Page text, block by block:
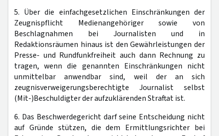
5. Über die einfachgesetzlichen Einschränkungen der
Zeugnispflicht Medienangehöriger sowie von
Beschlagnahmen bei Journalisten und in
Redaktionsräumen hinaus ist den Gewährleistungen der
Presse- und Rundfunkfreiheit auch dann Rechnung zu
tragen, wenn die genannten Einschränkungen nicht
unmittelbar anwendbar sind, weil der an sich
zeugnisverweigerungsberechtigte Journalist selbst
(Mit-)Beschuldigter der aufzuklärenden Straftat ist.
6. Das Beschwerdegericht darf seine Entscheidung nicht
auf Gründe stützen, die dem Ermittlungsrichter bei